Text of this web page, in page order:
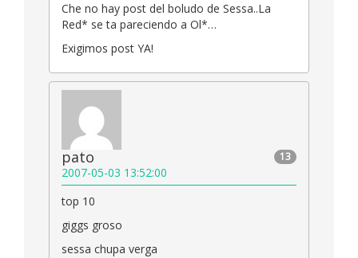
Che no hay post del boludo de Sessa..La
Red* se ta pareciendo a Ol*…
Exigimos post YA!
13
pato
2007-05-03 13:52:00
top 10
giggs groso
sessa chupa verga